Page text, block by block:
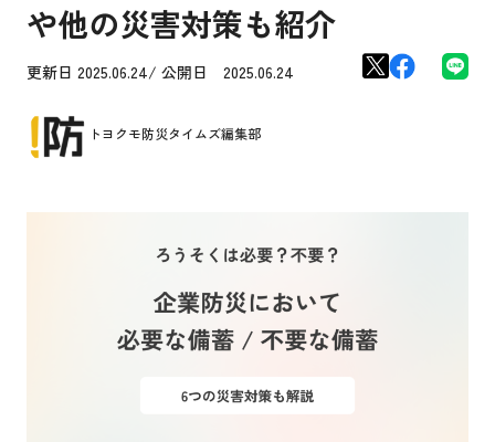
や他の災害対策も紹介
更新日 2025.06.24/ 公開日 2025.06.24
トヨクモ防災タイムズ編集部